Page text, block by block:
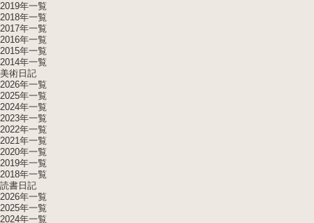
2019年一覧
2018年一覧
2017年一覧
2016年一覧
2015年一覧
2014年一覧
美術日記
2026年一覧
2025年一覧
2024年一覧
2023年一覧
2022年一覧
2021年一覧
2020年一覧
2019年一覧
2018年一覧
読書日記
2026年一覧
2025年一覧
2024年一覧